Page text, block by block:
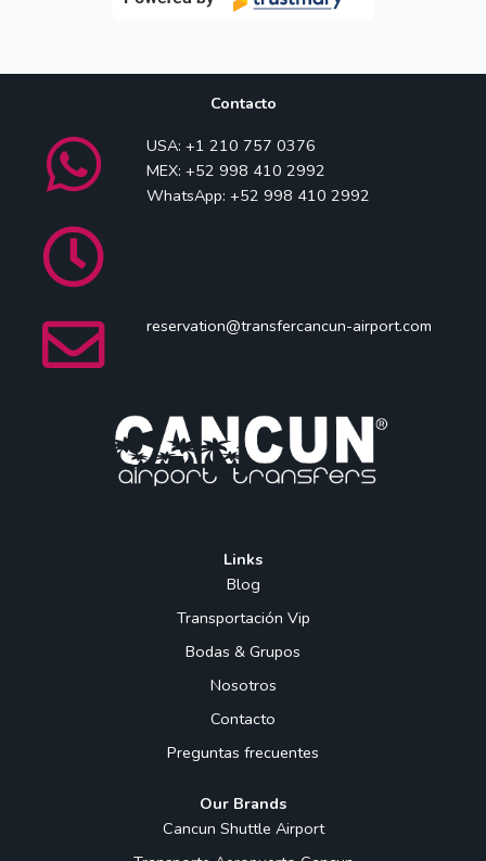
Contacto
USA: +1 210 757 0376
MEX: +52 998 410 2992
WhatsApp: +52 998 410 2992
reservation@transfercancun-airport.com
Links
Blog
Transportación Vip
Bodas & Grupos
Nosotros
Contacto
Preguntas frecuentes
Our Brands
Cancun Shuttle Airport